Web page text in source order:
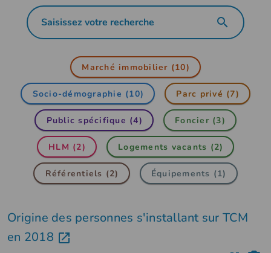
Marché immobilier (10)
Socio-démographie (10) Parc privé (7)
Public spécifique (4) Foncier (3)
HLM (2) Logements vacants (2)
Référentiels (2) Équipements (1)
Origine des personnes s'installant sur TCM
en 2018